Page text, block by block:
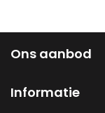
Ons aanbod
Informatie